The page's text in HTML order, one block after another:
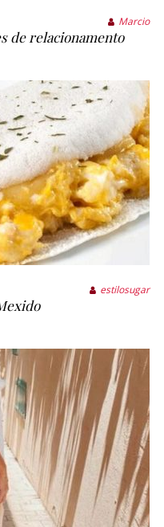
Marcio
de relacionamento
estilosugar